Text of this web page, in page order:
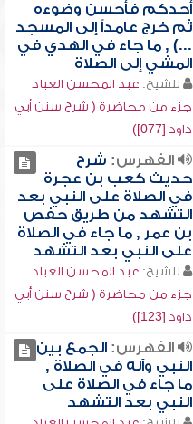
أحدكم فأحسن وضوءه
ثم خرج عامداً إلى المسجد
...) , ما جاء في الهدي في
المشي إلى الصلاة
للشيخ: عبد المحسن العباد
جزء من محاضرة ( شرح سنن أبي
داود [077])
الفهرس: شرح
حديث كعب بن عجرة
في الصلاة على النبي بعد
التشهد من طريق حفص
بن عمر , ما جاء في الصلاة
على النبي بعد التشهد
للشيخ: عبد المحسن العباد
جزء من محاضرة ( شرح سنن أبي
داود [123])
الفهرس:الجمع بين
النبي وآله في الصلاة ,
ما جاء في الصلاة على
النبي بعد التشهد